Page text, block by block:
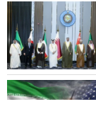
Interpol: Akili
mtandaoni barani
Ruto asema
Kenya